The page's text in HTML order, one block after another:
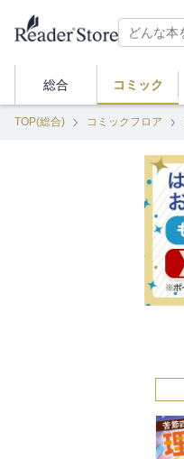
総合 コミック
TOP(総合) コミックフロア